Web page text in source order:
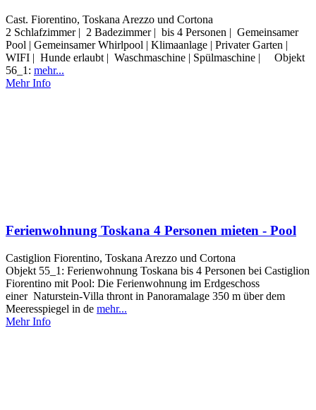
Cast. Fiorentino, Toskana Arezzo und Cortona
2 Schlafzimmer | 2 Badezimmer | bis 4 Personen | Gemeinsamer
Pool | Gemeinsamer Whirlpool | Klimaanlage | Privater Garten |
WIFI | Hunde erlaubt | Waschmaschine | Spülmaschine | Objekt
56_1: mehr...
Mehr Info
Ferienwohnung Toskana 4 Personen mieten - Pool
Castiglion Fiorentino, Toskana Arezzo und Cortona
Objekt 55_1: Ferienwohnung Toskana bis 4 Personen bei Castiglion
Fiorentino mit Pool: Die Ferienwohnung im Erdgeschoss
einer Naturstein-Villa thront in Panoramalage 350 m über dem
Meeresspiegel in de mehr...
Mehr Info